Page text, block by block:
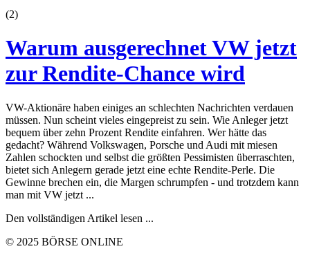
(2)
Warum ausgerechnet VW jetzt
zur Rendite-Chance wird
VW-Aktionäre haben einiges an schlechten Nachrichten verdauen
müssen. Nun scheint vieles eingepreist zu sein. Wie Anleger jetzt
bequem über zehn Prozent Rendite einfahren. Wer hätte das
gedacht? Während Volkswagen, Porsche und Audi mit miesen
Zahlen schockten und selbst die größten Pessimisten überraschten,
bietet sich Anlegern gerade jetzt eine echte Rendite-Perle. Die
Gewinne brechen ein, die Margen schrumpfen - und trotzdem kann
man mit VW jetzt ...
Den vollständigen Artikel lesen ...
© 2025 BÖRSE ONLINE